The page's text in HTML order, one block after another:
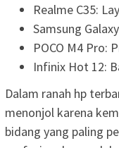
Realme C35:
Samsung
POCO M4 Pro:
Infinix Hot 12:
Dalam ranah hp
menonjol karena
bidang yang paling